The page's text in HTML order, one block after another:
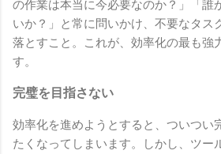
の作業は本当に今必要なのか？」「誰
いか？」と常に問いかけ、不要なタス
落とすこと。これが、効率化の最も強
す。
完璧を目指さない
効率化を進めようとすると、ついつい
たくなってしまいます。しかし、ツー